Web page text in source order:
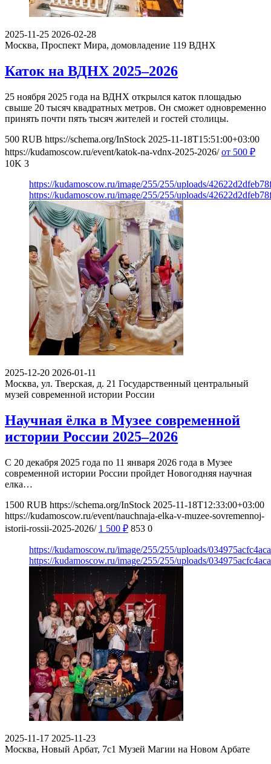
2025-11-25 2026-02-28
Москва, Проспект Мира, домовладение 119 ВДНХ
Каток на ВДНХ 2025–2026
25 ноября 2025 года на ВДНХ открылся каток площадью
свыше 20 тысяч квадратных метров. Он сможет одновременно
принять почти пять тысяч жителей и гостей столицы.
500 RUB https://schema.org/InStock 2025-11-18T15:51:00+03:00
https://kudamoscow.ru/event/katok-na-vdnx-2025-2026/ от 500 ₽
10K 3
https://kudamoscow.ru/image/255/255/uploads/
https://kudamoscow.ru/image/255/255/uploads/
2025-12-20 2026-01-11
Москва, ул. Тверская, д. 21 Государственный центральный
музей современной истории России
Научная ёлка в Музее современной
истории России 2025–2026
С 20 декабря 2025 года по 11 января 2026 года в Музее
современной истории России пройдет Новогодняя научная
елка…
1500 RUB https://schema.org/InStock 2025-11-18T12:33:00+03:00
https://kudamoscow.ru/event/nauchnaja-elka-v-muzee-sovremennoj-
istorii-rossii-2025-2026/ 1 500 ₽ 853 0
https://kudamoscow.ru/image/255/255/uploads/
https://kudamoscow.ru/image/255/255/uploads/
2025-11-17 2025-11-23
Москва, Новый Арбат, 7с1 Музей Магии на Новом Арбате